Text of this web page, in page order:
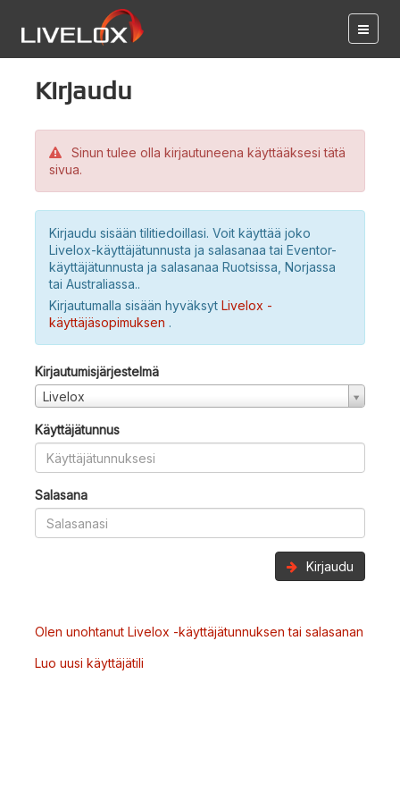
Kirjaudu
Sinun tulee olla kirjautuneena käyttääksesi tätä
sivua.
Kirjaudu sisään tilitiedoillasi. Voit käyttää joko
Livelox-käyttäjätunnusta ja salasanaa tai Eventor-
käyttäjätunnusta ja salasanaa Ruotsissa, Norjassa
tai Australiassa..
Kirjautumalla sisään hyväksyt Livelox -
käyttäjäsopimuksen .
Kirjautumisjärjestelmä
Livelox
Käyttäjätunnus
Salasana
Kirjaudu
Olen unohtanut Livelox -käyttäjätunnuksen tai salasanan
Luo uusi käyttäjätili